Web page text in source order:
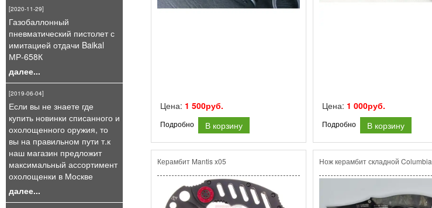
[2020-11-29]
Газобаллонный
пневматический пистолет с
имитацией отдачи Baikal
МР-658К
далее...
[2019-06-04]
Если вы не знаете где
купить новинки списанного и
охолощенного оружия, то
вы на правильном пути т.к
наш магазин предложит
максимальный ассортимент
охолощенки в Москве
далее...
Цена: 1 500руб.
Подробно В корзину
Цена: 1 000руб.
Подробно В корзину
Керамбит Mantis x05 Нож керамбит складной Columbia